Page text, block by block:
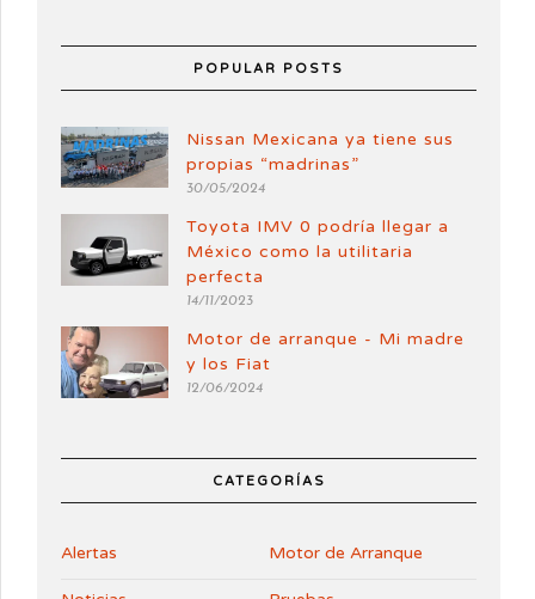
POPULAR POSTS
Nissan Mexicana ya tiene sus
propias “madrinas”
30/05/2024
Toyota IMV 0 podría llegar a
México como la utilitaria
perfecta
14/11/2023
Motor de arranque - Mi madre
y los Fiat
12/06/2024
CATEGORÍAS
Alertas Motor de Arranque